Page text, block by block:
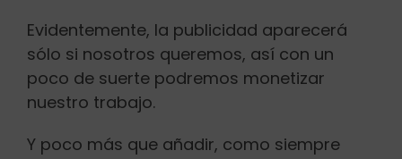
Evidentemente, la publicidad aparecerá
sólo si nosotros queremos, así con un
poco de suerte podremos monetizar
nuestro trabajo.
Y poco más que añadir, como siempre